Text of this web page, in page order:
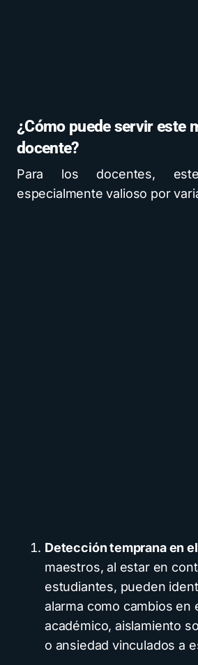
¿Cómo puede servir este
docente?
Para los docentes,
especialmente valioso por
Detección temprana en
maestros, al estar en
estudiantes, pueden
alarma como cambios en
académico, aislamiento
o ansiedad vinculados a